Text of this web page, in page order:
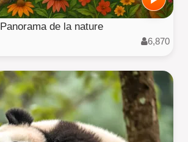
Panorama de la nature
6,870